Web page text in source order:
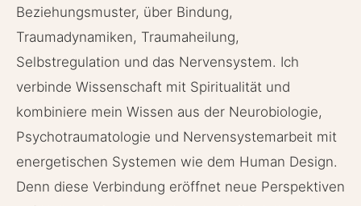
Beziehungsmuster, über Bindung,
Traumadynamiken, Traumaheilung,
Selbstregulation und das Nervensystem. Ich
verbinde Wissenschaft mit Spiritualität und
kombiniere mein Wissen aus der Neurobiologie,
Psychotraumatologie und Nervensystemarbeit mit
energetischen Systemen wie dem Human Design.
Denn diese Verbindung eröffnet neue Perspektiven